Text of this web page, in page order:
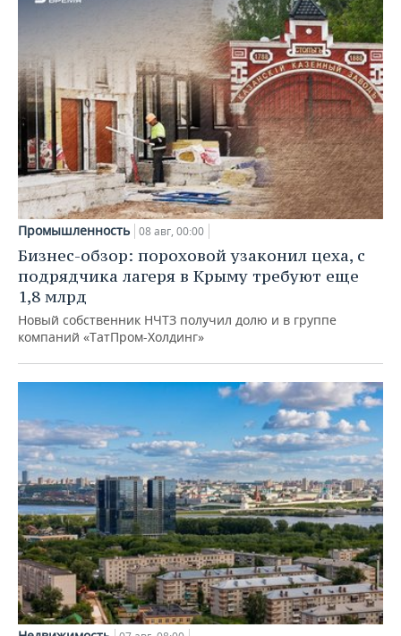
Промышленность 08 авг, 00:00
Бизнес-обзор: пороховой узаконил цеха, с
подрядчика лагеря в Крыму требуют еще
1,8 млрд
Новый собственник НЧТЗ получил долю и в группе
компаний «ТатПром-Холдинг»